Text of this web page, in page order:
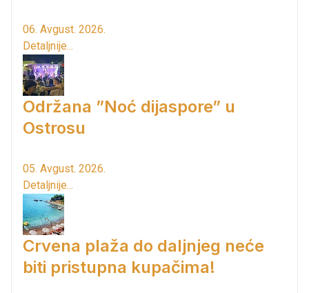
06. Avgust. 2026.
Detaljnije...
Održana ”Noć dijaspore” u
Ostrosu
05. Avgust. 2026.
Detaljnije...
Crvena plaža do daljnjeg neće
biti pristupna kupačima!